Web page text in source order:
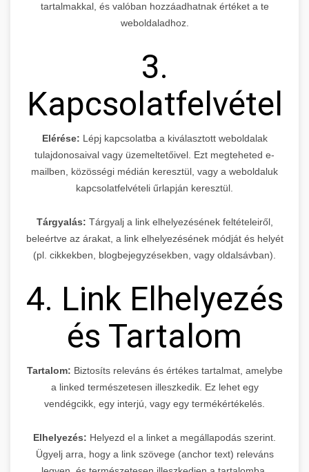
tartalmakkal, és valóban hozzáadhatnak értéket a te
weboldaladhoz.
3.
Kapcsolatfelvétel
Elérése: Lépj kapcsolatba a kiválasztott weboldalak
tulajdonosaival vagy üzemeltetőivel. Ezt megteheted e-
mailben, közösségi médián keresztül, vagy a weboldaluk
kapcsolatfelvételi űrlapján keresztül.
Tárgyalás: Tárgyalj a link elhelyezésének feltételeiről,
beleértve az árakat, a link elhelyezésének módját és helyét
(pl. cikkekben, blogbejegyzésekben, vagy oldalsávban).
4. Link Elhelyezés
és Tartalom
Tartalom: Biztosíts releváns és értékes tartalmat, amelybe
a linked természetesen illeszkedik. Ez lehet egy
vendégcikk, egy interjú, vagy egy termékértékelés.
Elhelyezés: Helyezd el a linket a megállapodás szerint.
Ügyelj arra, hogy a link szövege (anchor text) releváns